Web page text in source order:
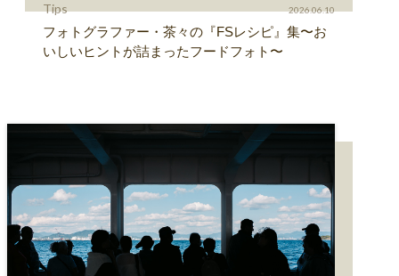
Tips 2026.06.10
フォトグラファー・茶々の『FSレシピ』集〜お
いしいヒントが詰まったフードフォト〜